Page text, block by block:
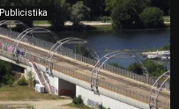
A
N
I
Publicistika